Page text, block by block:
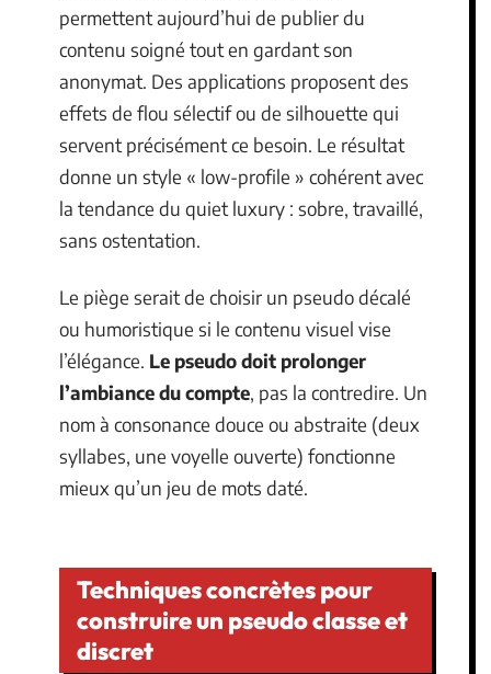
permettent aujourd’hui de publier du
contenu soigné tout en gardant son
anonymat. Des applications proposent des
effets de flou sélectif ou de silhouette qui
servent précisément ce besoin. Le résultat
donne un style « low-profile » cohérent avec
la tendance du quiet luxury : sobre, travaillé,
sans ostentation.
Le piège serait de choisir un pseudo décalé
ou humoristique si le contenu visuel vise
l’élégance. Le pseudo doit prolonger
l’ambiance du compte, pas la contredire. Un
nom à consonance douce ou abstraite (deux
syllabes, une voyelle ouverte) fonctionne
mieux qu’un jeu de mots daté.
Techniques concrètes pour
construire un pseudo classe et
discret